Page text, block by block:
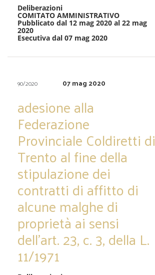
Deliberazioni
COMITATO AMMINISTRATIVO
Pubblicato dal 12 mag 2020 al 22 mag
2020
Esecutiva dal 07 mag 2020
90/2020 07 mag 2020
adesione alla
Federazione
Provinciale Coldiretti di
Trento al fine della
stipulazione dei
contratti di affitto di
alcune malghe di
proprietà ai sensi
dell’art. 23, c. 3, della L.
11/1971